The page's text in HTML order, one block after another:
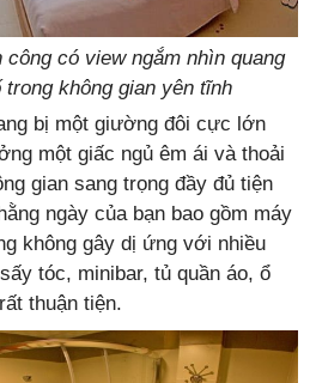
công có view ngắm nhìn quang
trong không gian yên tĩnh
bị một giường đôi cực lớn
một giấc ngủ êm ái và thoải
gian sang trọng đầy đủ tiện
ngày của bạn bao gồm máy
không gây dị ứng với nhiều
tóc, minibar, tủ quần áo, ổ
thuận tiện.